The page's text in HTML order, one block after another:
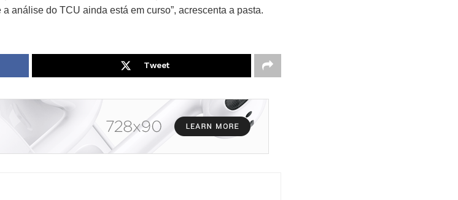
análise do TCU ainda está em curso”, acrescenta a pasta.
Tweet